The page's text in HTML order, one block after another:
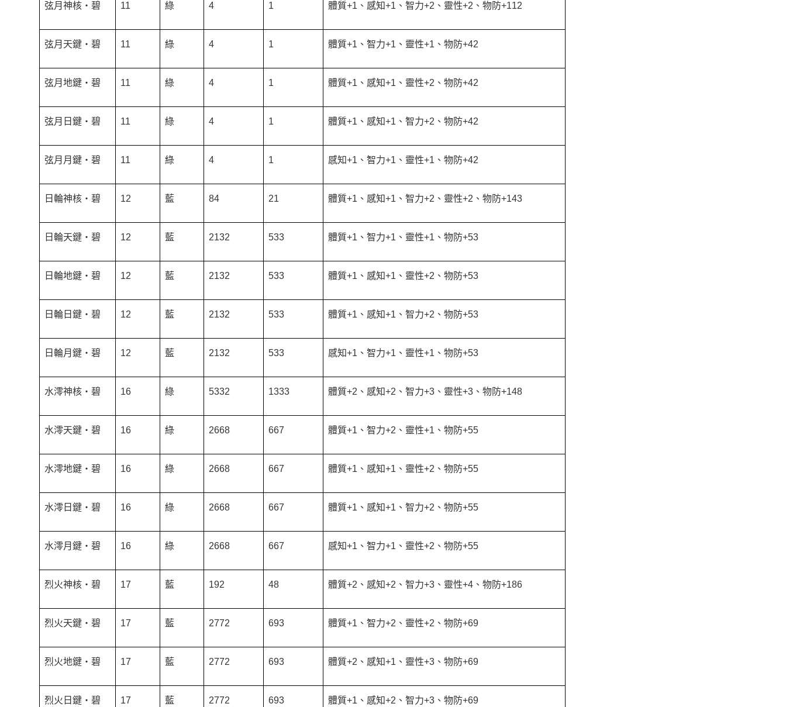
弦月神核‧碧 11 綠 4 1 體質+1、感知+1、智力+2、靈性+2、物防+112
弦月天鍵‧碧 11 綠 4 1 體質+1、智力+1、靈性+1、物防+42
弦月地鍵‧碧 11 綠 4 1 體質+1、感知+1、靈性+2、物防+42
弦月日鍵‧碧 11 綠 4 1 體質+1、感知+1、智力+2、物防+42
弦月月鍵‧碧 11 綠 4 1 感知+1、智力+1、靈性+1、物防+42
日輪神核‧碧 12 藍 84 21 體質+1、感知+1、智力+2、靈性+2、物防+143
日輪天鍵‧碧 12 藍 2132 533 體質+1、智力+1、靈性+1、物防+53
日輪地鍵‧碧 12 藍 2132 533 體質+1、感知+1、靈性+2、物防+53
日輪日鍵‧碧 12 藍 2132 533 體質+1、感知+1、智力+2、物防+53
日輪月鍵‧碧 12 藍 2132 533 感知+1、智力+1、靈性+1、物防+53
水澪神核‧碧 16 綠 5332 1333 體質+2、感知+2、智力+3、靈性+3、物防+148
水澪天鍵‧碧 16 綠 2668 667 體質+1、智力+2、靈性+1、物防+55
水澪地鍵‧碧 16 綠 2668 667 體質+1、感知+1、靈性+2、物防+55
水澪日鍵‧碧 16 綠 2668 667 體質+1、感知+1、智力+2、物防+55
水澪月鍵‧碧 16 綠 2668 667 感知+1、智力+1、靈性+2、物防+55
烈火神核‧碧 17 藍 192 48 體質+2、感知+2、智力+3、靈性+4、物防+186
烈火天鍵‧碧 17 藍 2772 693 體質+1、智力+2、靈性+2、物防+69
烈火地鍵‧碧 17 藍 2772 693 體質+2、感知+1、靈性+3、物防+69
烈火日鍵‧碧 17 藍 2772 693 體質+1、感知+2、智力+3、物防+69